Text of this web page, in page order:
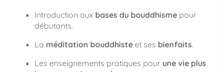
Introduction aux bases du bouddhismepour
débutants.
La méditation bouddhisteet ses bienfaits.
Les enseignements pratiques pour une vie plus